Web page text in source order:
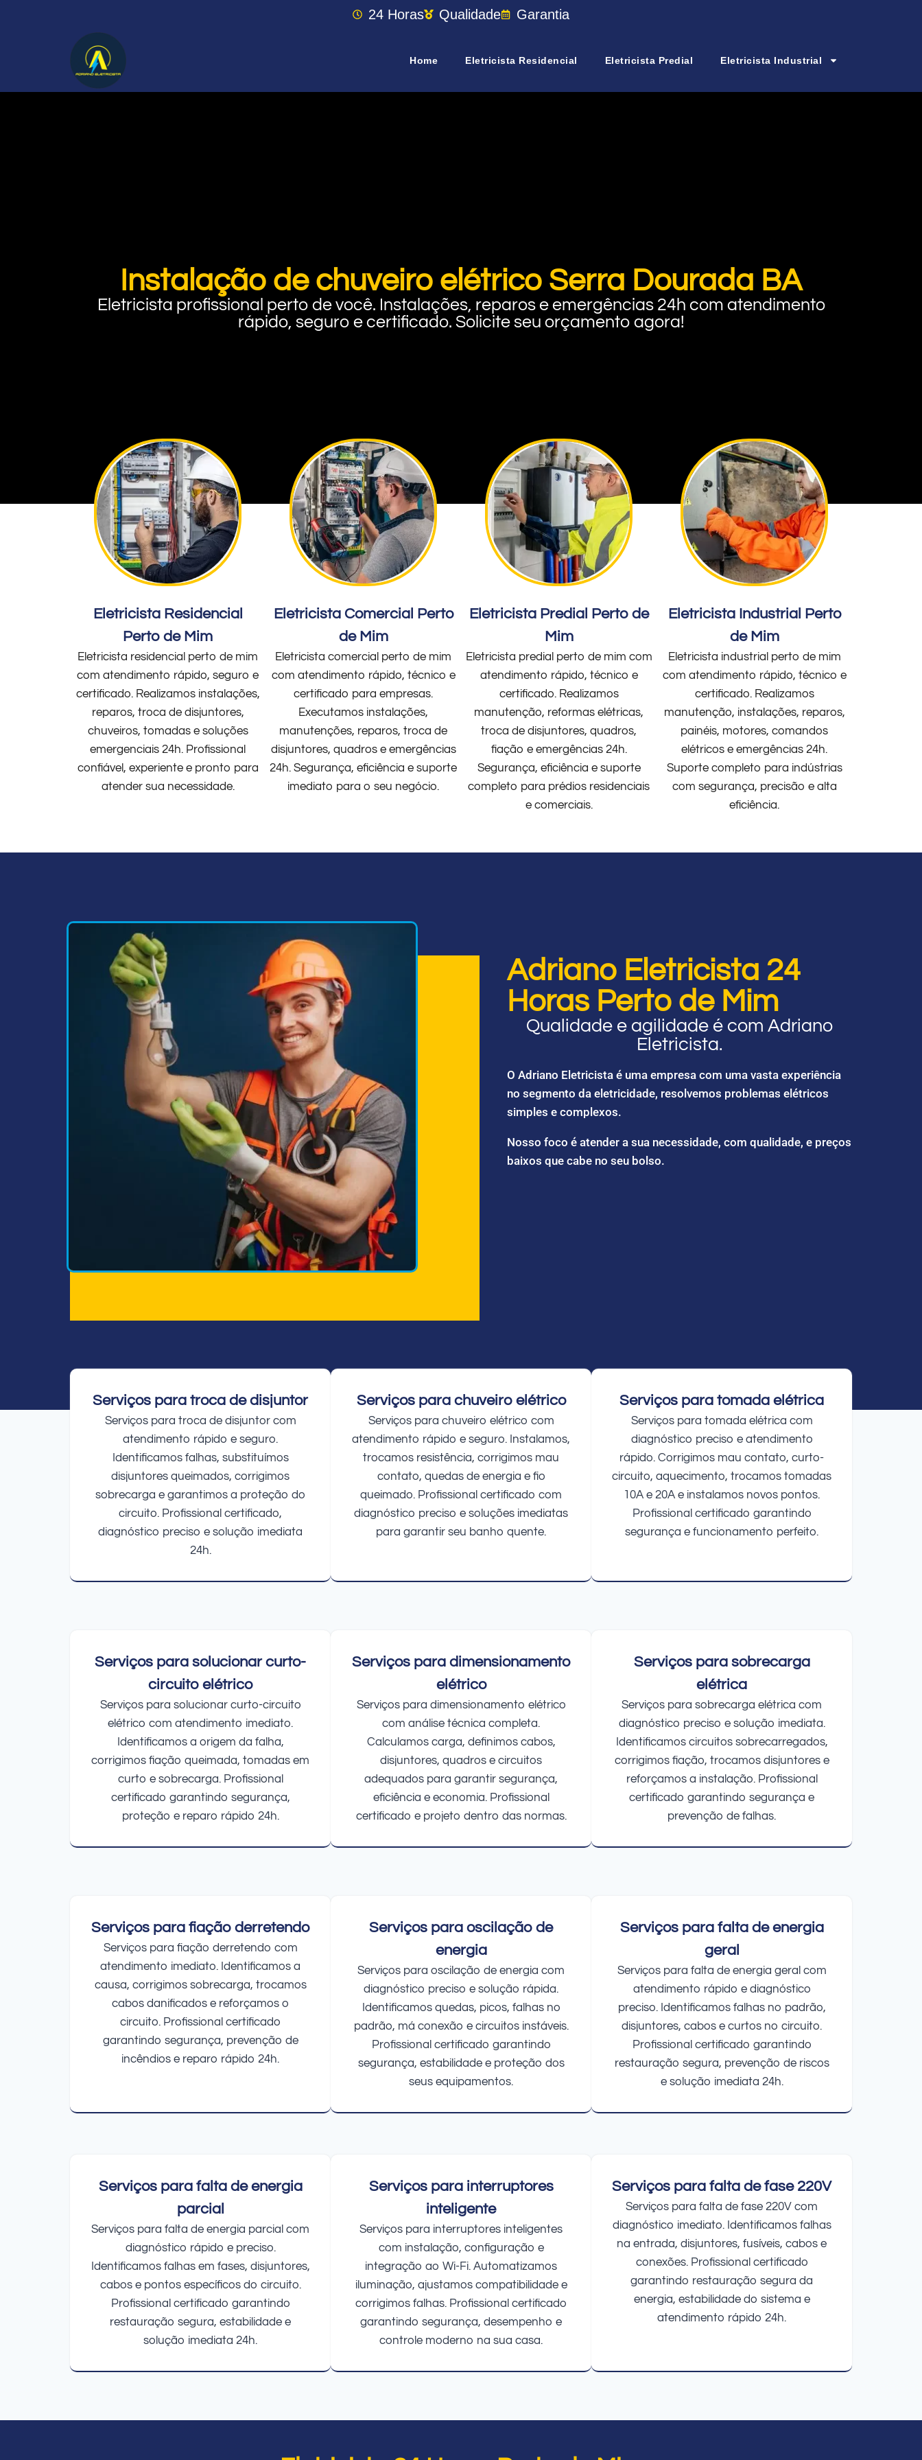
24 Horas Qualidade Garantia
Home Eletricista Residencial Eletricista Predial Eletricista Industrial
Instalação de chuveiro elétrico Serra Dourada BA
Eletricista profissional perto de você. Instalações, reparos e emergências 24h com atendimento
rápido, seguro e certificado. Solicite seu orçamento agora!
Eletricista Residencial
Perto de Mim
Eletricista residencial perto de mim
com atendimento rápido, seguro e
certificado. Realizamos instalações,
reparos, troca de disjuntores,
chuveiros, tomadas e soluções
emergenciais 24h. Profissional
confiável, experiente e pronto para
atender sua necessidade.
Eletricista Comercial Perto
de Mim
Eletricista comercial perto de mim
com atendimento rápido, técnico e
certificado para empresas.
Executamos instalações,
manutenções, reparos, troca de
disjuntores, quadros e emergências
24h. Segurança, eficiência e suporte
imediato para o seu negócio.
Eletricista Predial Perto de
Mim
Eletricista predial perto de mim com
atendimento rápido, técnico e
certificado. Realizamos
manutenção, reformas elétricas,
troca de disjuntores, quadros,
fiação e emergências 24h.
Segurança, eficiência e suporte
completo para prédios residenciais
e comerciais.
Eletricista Industrial Perto
de Mim
Eletricista industrial perto de mim
com atendimento rápido, técnico e
certificado. Realizamos
manutenção, instalações, reparos,
painéis, motores, comandos
elétricos e emergências 24h.
Suporte completo para indústrias
com segurança, precisão e alta
eficiência.
Adriano Eletricista 24
Horas Perto de Mim
Qualidade e agilidade é com Adriano
Eletricista.
O Adriano Eletricista é uma empresa com uma vasta experiência
no segmento da eletricidade, resolvemos problemas elétricos
simples e complexos.
Nosso foco é atender a sua necessidade, com qualidade, e preços
baixos que cabe no seu bolso.
Serviços para troca de disjuntor
Serviços para troca de disjuntor com
atendimento rápido e seguro.
Identificamos falhas, substituímos
disjuntores queimados, corrigimos
sobrecarga e garantimos a proteção do
circuito. Profissional certificado,
diagnóstico preciso e solução imediata
24h.
Serviços para chuveiro elétrico
Serviços para chuveiro elétrico com
atendimento rápido e seguro. Instalamos,
trocamos resistência, corrigimos mau
contato, quedas de energia e fio
queimado. Profissional certificado com
diagnóstico preciso e soluções imediatas
para garantir seu banho quente.
Serviços para tomada elétrica
Serviços para tomada elétrica com
diagnóstico preciso e atendimento
rápido. Corrigimos mau contato, curto-
circuito, aquecimento, trocamos tomadas
10A e 20A e instalamos novos pontos.
Profissional certificado garantindo
segurança e funcionamento perfeito.
Serviços para solucionar curto-
circuito elétrico
Serviços para solucionar curto-circuito
elétrico com atendimento imediato.
Identificamos a origem da falha,
corrigimos fiação queimada, tomadas em
curto e sobrecarga. Profissional
certificado garantindo segurança,
proteção e reparo rápido 24h.
Serviços para dimensionamento
elétrico
Serviços para dimensionamento elétrico
com análise técnica completa.
Calculamos carga, definimos cabos,
disjuntores, quadros e circuitos
adequados para garantir segurança,
eficiência e economia. Profissional
certificado e projeto dentro das normas.
Serviços para sobrecarga
elétrica
Serviços para sobrecarga elétrica com
diagnóstico preciso e solução imediata.
Identificamos circuitos sobrecarregados,
corrigimos fiação, trocamos disjuntores e
reforçamos a instalação. Profissional
certificado garantindo segurança e
prevenção de falhas.
Serviços para fiação derretendo
Serviços para fiação derretendo com
atendimento imediato. Identificamos a
causa, corrigimos sobrecarga, trocamos
cabos danificados e reforçamos o
circuito. Profissional certificado
garantindo segurança, prevenção de
incêndios e reparo rápido 24h.
Serviços para oscilação de
energia
Serviços para oscilação de energia com
diagnóstico preciso e solução rápida.
Identificamos quedas, picos, falhas no
padrão, má conexão e circuitos instáveis.
Profissional certificado garantindo
segurança, estabilidade e proteção dos
seus equipamentos.
Serviços para falta de energia
geral
Serviços para falta de energia geral com
atendimento rápido e diagnóstico
preciso. Identificamos falhas no padrão,
disjuntores, cabos e curtos no circuito.
Profissional certificado garantindo
restauração segura, prevenção de riscos
e solução imediata 24h.
Serviços para falta de energia
parcial
Serviços para falta de energia parcial com
diagnóstico rápido e preciso.
Identificamos falhas em fases, disjuntores,
cabos e pontos específicos do circuito.
Profissional certificado garantindo
restauração segura, estabilidade e
solução imediata 24h.
Serviços para interruptores
inteligente
Serviços para interruptores inteligentes
com instalação, configuração e
integração ao Wi-Fi. Automatizamos
iluminação, ajustamos compatibilidade e
corrigimos falhas. Profissional certificado
garantindo segurança, desempenho e
controle moderno na sua casa.
Serviços para falta de fase 220V
Serviços para falta de fase 220V com
diagnóstico imediato. Identificamos falhas
na entrada, disjuntores, fusíveis, cabos e
conexões. Profissional certificado
garantindo restauração segura da
energia, estabilidade do sistema e
atendimento rápido 24h.